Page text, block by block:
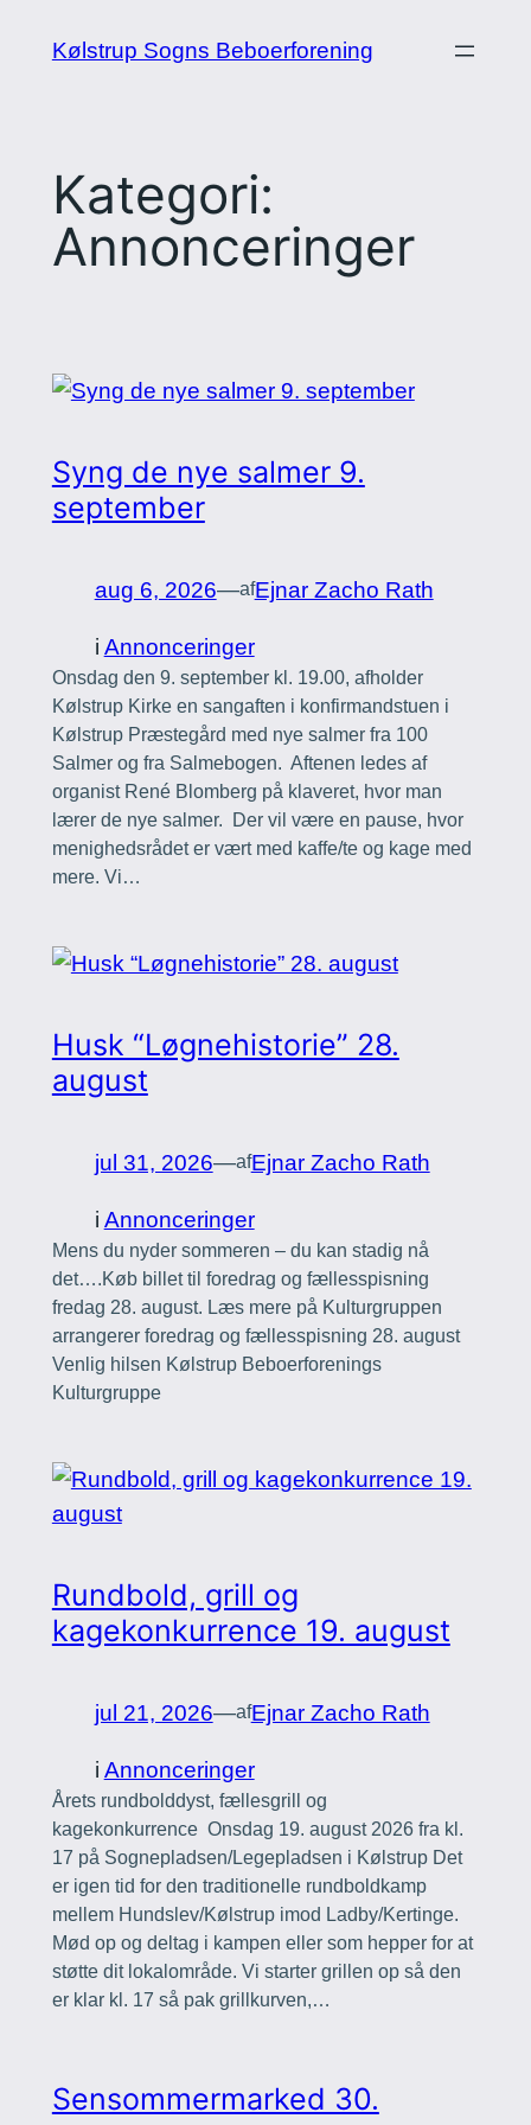
Kølstrup Sogns Beboerforening
Kategori:
Annonceringer
Syng de nye salmer 9.
september
aug 6, 2026—afEjnar Zacho Rath
i Annonceringer
Onsdag den 9. september kl. 19.00, afholder
Kølstrup Kirke en sangaften i konfirmandstuen i
Kølstrup Præstegård med nye salmer fra 100
Salmer og fra Salmebogen. Aftenen ledes af
organist René Blomberg på klaveret, hvor man
lærer de nye salmer. Der vil være en pause, hvor
menighedsrådet er vært med kaffe/te og kage med
mere. Vi…
Husk “Løgnehistorie” 28.
august
jul 31, 2026—afEjnar Zacho Rath
i Annonceringer
Mens du nyder sommeren – du kan stadig nå
det….Køb billet til foredrag og fællesspisning
fredag 28. august. Læs mere på Kulturgruppen
arrangerer foredrag og fællesspisning 28. august
Venlig hilsen Kølstrup Beboerforenings
Kulturgruppe
Rundbold, grill og
kagekonkurrence 19. august
jul 21, 2026—afEjnar Zacho Rath
i Annonceringer
Årets rundbolddyst, fællesgrill og
kagekonkurrence Onsdag 19. august 2026 fra kl.
17 på Sognepladsen/Legepladsen i Kølstrup Det
er igen tid for den traditionelle rundboldkamp
mellem Hundslev/Kølstrup imod Ladby/Kertinge.
Mød op og deltag i kampen eller som hepper for at
støtte dit lokalområde. Vi starter grillen op så den
er klar kl. 17 så pak grillkurven,…
Sensommermarked 30.